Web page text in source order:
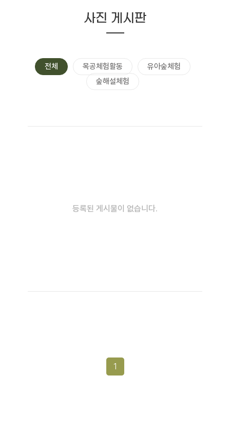
사진 게시판
전체 목공체험활동
유아숲체험
숲해설체험
등록된 게시물이 없습니다.
1